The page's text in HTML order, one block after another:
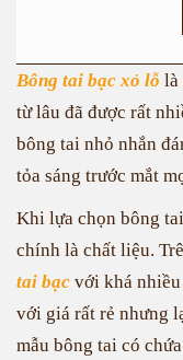
Bông tai bạc xỏ lỗ là
từ lâu đã được rất
bông tai nhỏ nhắn
tỏa sáng trước mắt
Khi lựa chọn bông
chính là chất liệu.
tai bạc với khá nhiều
với giá rất rẻ nhưng
mẫu bông tai có